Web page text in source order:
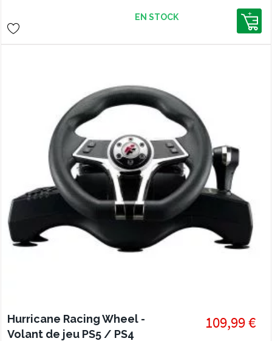
EN STOCK
Hurricane Racing Wheel -
Volant de jeu PS5 / PS4
109,99 €